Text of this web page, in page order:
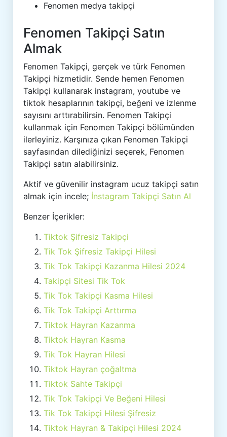
Fenomen medya takipçi
Fenomen Takipçi Satın
Almak
Fenomen Takipçi, gerçek ve türk Fenomen
Takipçi hizmetidir. Sende hemen Fenomen
Takipçi kullanarak instagram, youtube ve
tiktok hesaplarının takipçi, beğeni ve izlenme
sayısını arttırabilirsin. Fenomen Takipçi
kullanmak için Fenomen Takipçi bölümünden
ilerleyiniz. Karşınıza çıkan Fenomen Takipçi
sayfasından dilediğinizi seçerek, Fenomen
Takipçi satın alabilirsiniz.
Aktif ve güvenilir instagram ucuz takipçi satın
almak için incele; İnstagram Takipçi Satın Al
Benzer İçerikler:
Tiktok Şifresiz Takipçi
Tik Tok Şifresiz Takipçi Hilesi
Tik Tok Takipçi Kazanma Hilesi 2024
Takipçi Sitesi Tik Tok
Tik Tok Takipçi Kasma Hilesi
Tik Tok Takipçi Arttırma
Tiktok Hayran Kazanma
Tiktok Hayran Kasma
Tik Tok Hayran Hilesi
Tiktok Hayran çoğaltma
Tiktok Sahte Takipçi
Tik Tok Takipçi Ve Beğeni Hilesi
Tik Tok Takipçi Hilesi Şifresiz
Tiktok Hayran & Takipçi Hilesi 2024